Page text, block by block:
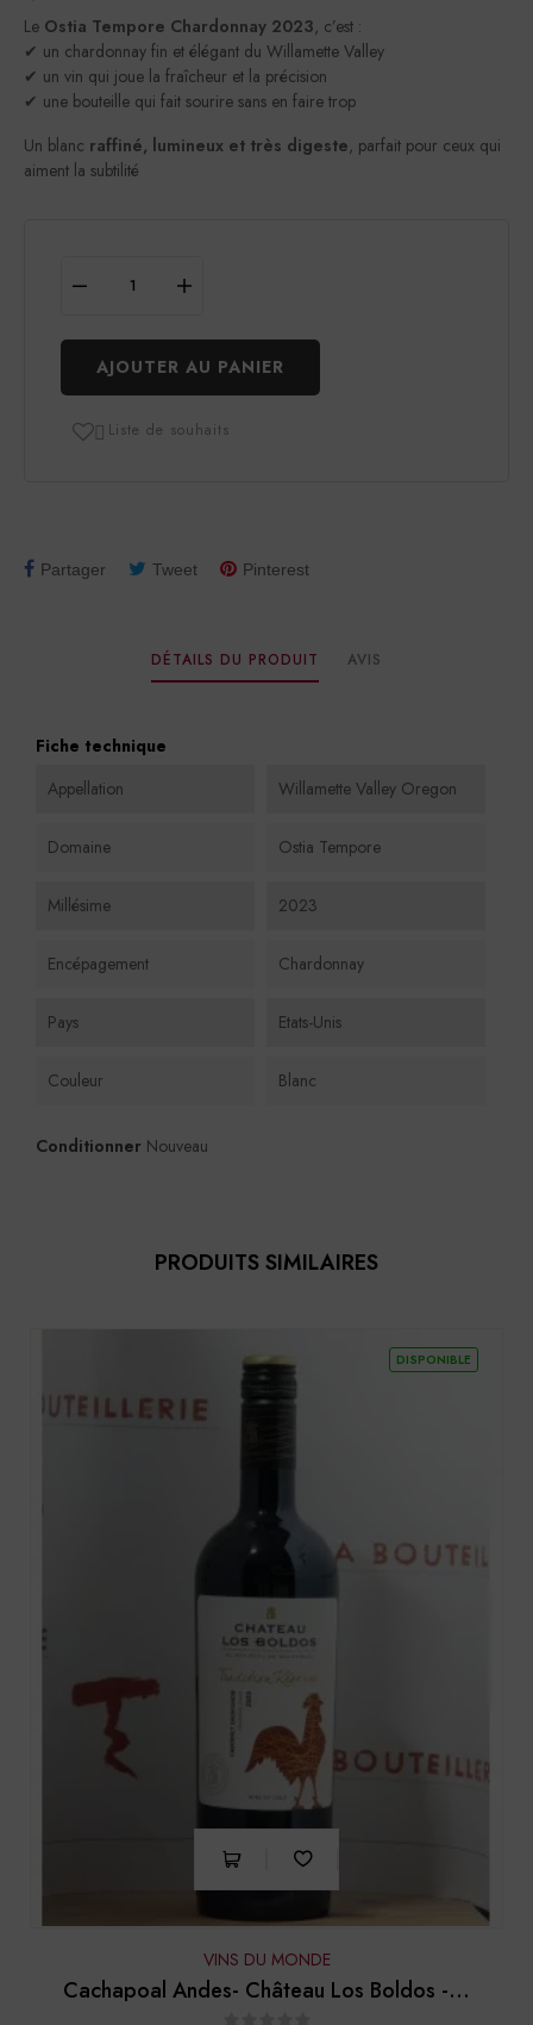
Le Ostia Tempore Chardonnay 2023, c’est :
✔ un chardonnay fin et élégant du Willamette Valley
✔ un vin qui joue la fraîcheur et la précision
✔ une bouteille qui fait sourire sans en faire trop
Un blanc raffiné, lumineux et très digeste, parfait pour ceux qui
aiment la subtilité
AJOUTER AU PANIER
 Liste de souhaits
Partager Tweet Pinterest
DÉTAILS DU PRODUIT AVIS
Fiche technique
Appellation
Willamette Valley Oregon
Domaine Ostia Tempore
Millésime 2023
Encépagement Chardonnay
Pays Etats-Unis
Couleur Blanc
Conditionner Nouveau
PRODUITS SIMILAIRES
DISPONIBLE
VINS DU MONDE
Cachapoal Andes- Château Los Boldos -...